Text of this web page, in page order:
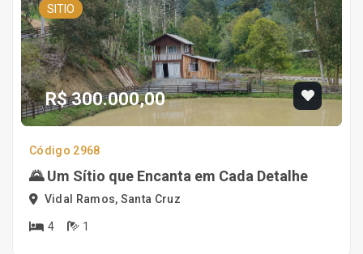
SITIO
R$ 300.000,00
Código 2968
🌄 Um Sítio que Encanta em Cada Detalhe
Vidal Ramos, Santa Cruz
4 1